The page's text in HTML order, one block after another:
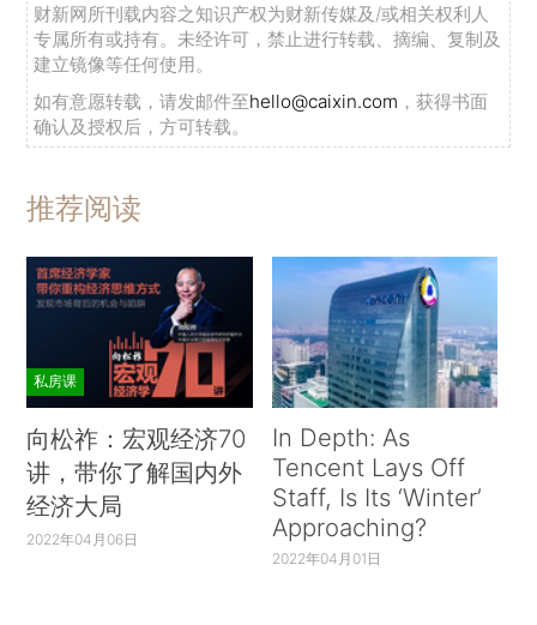
财新网所刊载内容之知识产权为财新传媒及/或相关权利人
专属所有或持有。未经许可，禁止进行转载、摘编、复制及
建立镜像等任何使用。
如有意愿转载，请发邮件至hello@caixin.com ，获得书面
确认及授权后，方可转载。
推荐阅读
私房课
向松祚：宏观经济70
讲，带你了解国内外
经济大局
2022年04月06日
In Depth: As
Tencent Lays Off
Staff, Is Its ‘Winter’
Approaching?
2022年04月01日